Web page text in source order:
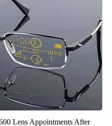
Lens Appointments After